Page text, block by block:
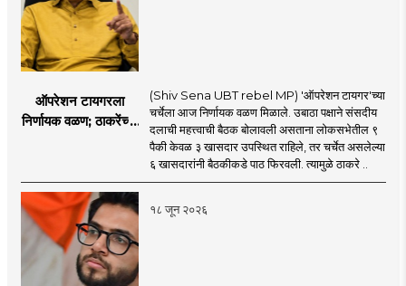
ऑपरेशन टायगरला
निर्णायक वळण; ठाकरेंच्या
विलीन होण्याचा प्रस्ताव?
(Shiv Sena UBT rebel MP) 'ऑपरेशन टायगर'च्या
चर्चेला आज निर्णायक वळण मिळाले. उबाठा पक्षाने संसदीय
दलाची महत्त्वाची बैठक बोलावली असताना लोकसभेतील ९
पैकी केवळ ३ खासदार उपस्थित राहिले, तर चर्चेत असलेल्या
६ खासदारांनी बैठकीकडे पाठ फिरवली. त्यामुळे ठाकरे ..
१८ जून २०२६